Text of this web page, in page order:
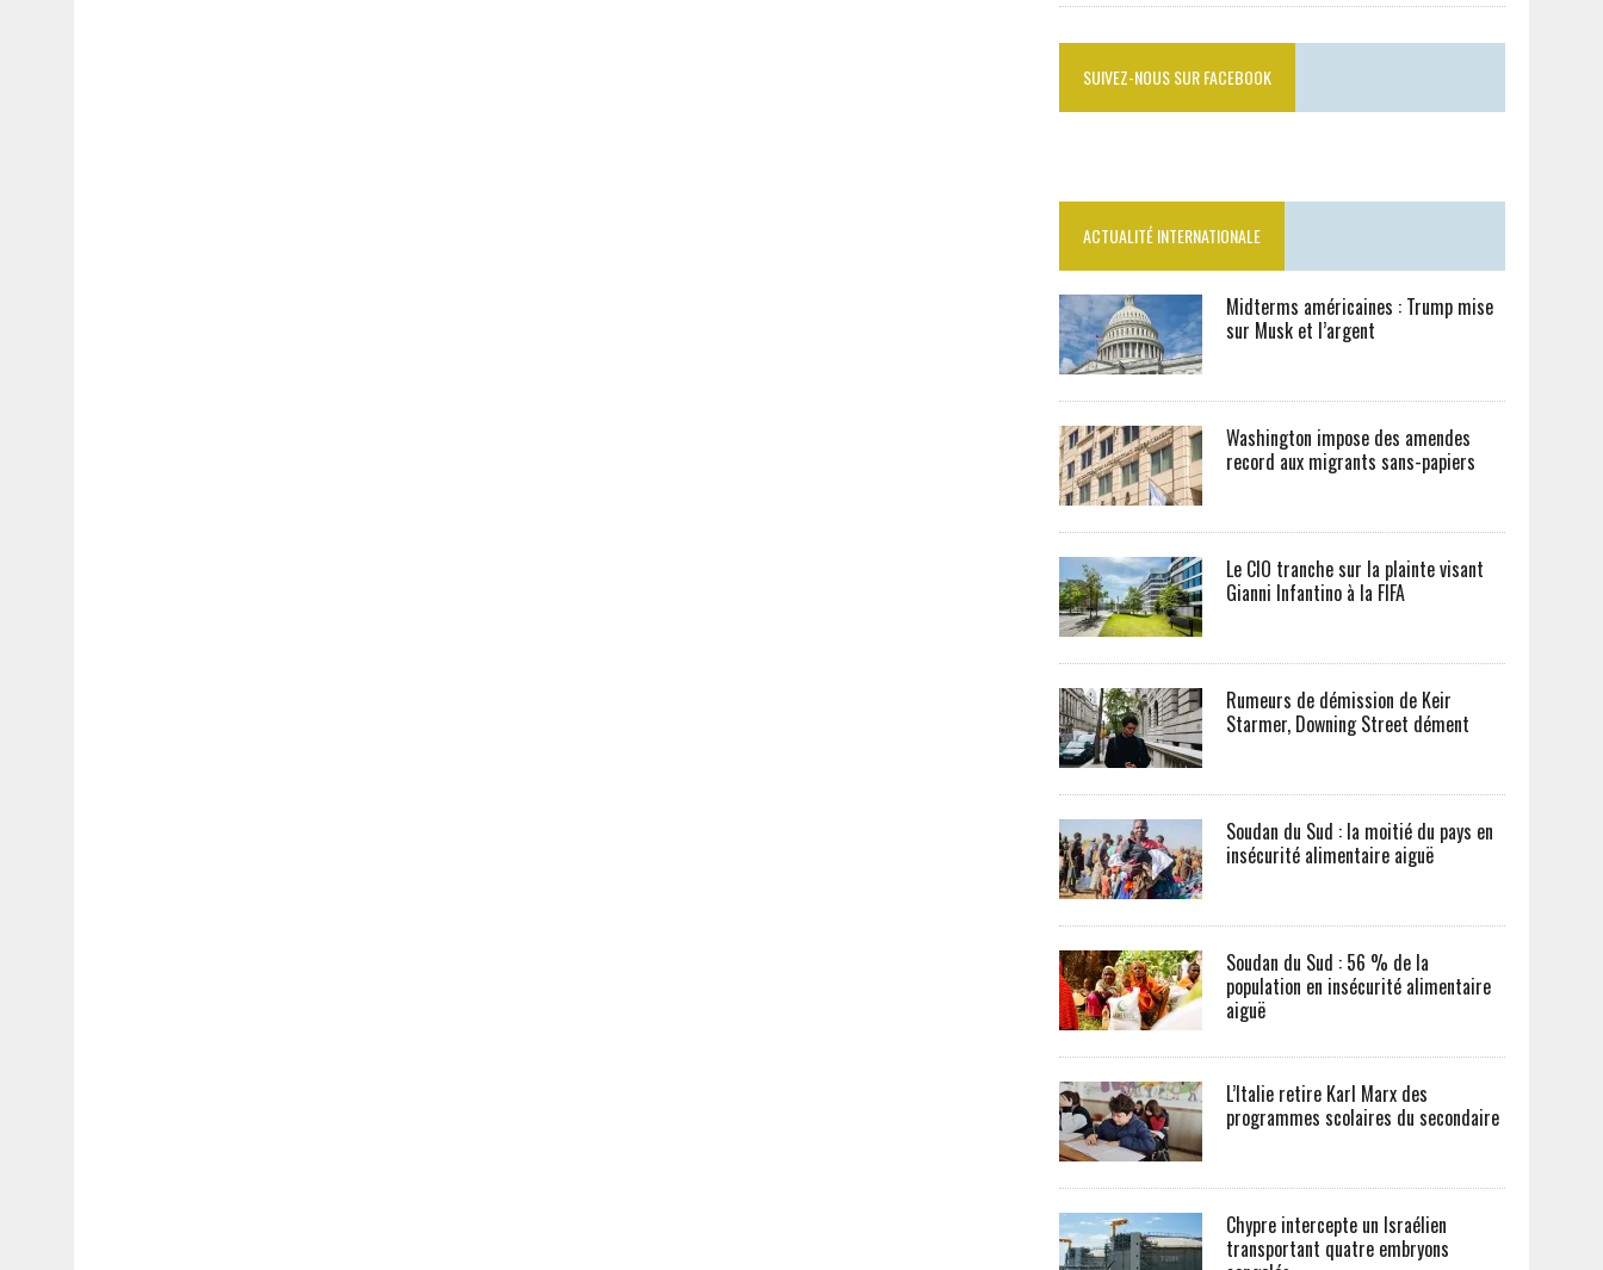
SUIVEZ-NOUS SUR FACEBOOK
ACTUALITÉ INTERNATIONALE
Midterms américaines : Trump mise
sur Musk et l’argent
Washington impose des amendes
record aux migrants sans-papiers
Le CIO tranche sur la plainte visant
Gianni Infantino à la FIFA
Rumeurs de démission de Keir
Starmer, Downing Street dément
Soudan du Sud : la moitié du pays en
insécurité alimentaire aiguë
Soudan du Sud : 56 % de la
population en insécurité alimentaire
aiguë
L’Italie retire Karl Marx des
programmes scolaires du secondaire
Chypre intercepte un Israélien
transportant quatre embryons